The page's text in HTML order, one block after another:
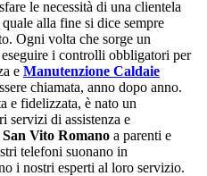
le necessità di una clientela
alla fine si dice sempre
Ogni volta che sorge un
i controlli obbligatori per
e Manutenzione Caldaie
chiamata, anno dopo anno.
e fidelizzata, è nato un
servizi di assistenza e
Vito Romano a parenti e
telefoni suonano in
i nostri esperti al loro servizio.